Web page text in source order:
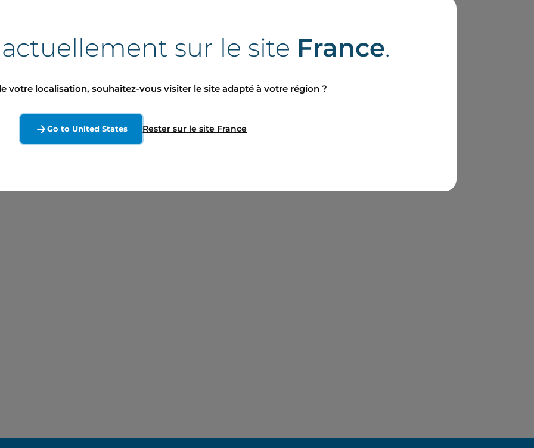
sur le site France.
votre localisation, souhaitez-vous visiter le site adapté à votre région ?
Go to United States Rester sur le site France